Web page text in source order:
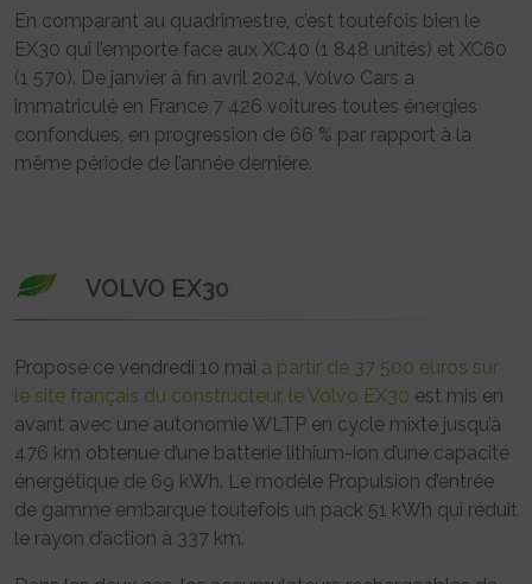
En comparant au quadrimestre, c’est toutefois bien le
EX30 qui l’emporte face aux XC40 (1 848 unités) et XC60
(1 570). De janvier à fin avril 2024, Volvo Cars a
immatriculé en France 7 426 voitures toutes énergies
confondues, en progression de 66 % par rapport à la
même période de l’année dernière.
VOLVO EX30
Proposé ce vendredi 10 mai à partir de 37 500 euros sur
le site français du constructeur, le Volvo EX30 est mis en
avant avec une autonomie WLTP en cycle mixte jusqu’à
476 km obtenue d’une batterie lithium-ion d’une capacité
énergétique de 69 kWh. Le modèle Propulsion d’entrée
de gamme embarque toutefois un pack 51 kWh qui réduit
le rayon d’action à 337 km.